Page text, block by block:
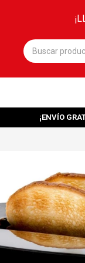
¡ENVÍO